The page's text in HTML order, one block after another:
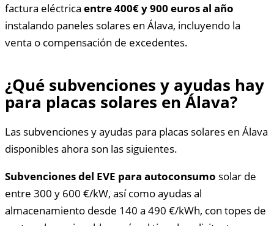
factura eléctrica entre 400€ y 900 euros al año
instalando paneles solares en Álava, incluyendo la
venta o compensación de excedentes.
¿Qué subvenciones y ayudas hay
para placas solares en Álava?
Las subvenciones y ayudas para placas solares en Álava
disponibles ahora son las siguientes.
Subvenciones del EVE para autoconsumo solar de
entre 300 y 600 €/kW, así como ayudas al
almacenamiento desde 140 a 490 €/kWh, con topes de